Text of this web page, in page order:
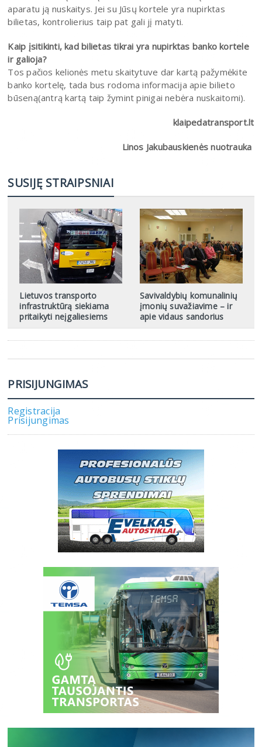
aparatu ją nuskaitys. Jei su Jūsų kortele yra nupirktas
bilietas, kontrolierius taip pat gali jį matyti.
Kaip įsitikinti, kad bilietas tikrai yra nupirktas banko kortele
ir galioja?
Tos pačios kelionės metu skaitytuve dar kartą pažymėkite
banko kortelę, tada bus rodoma informacija apie bilieto
būseną(antrą kartą taip žymint pinigai nebėra nuskaitomi).
klaipedatransport.lt
Linos Jakubauskienės nuotrauka
SUSIJĘ STRAIPSNIAI
Lietuvos transporto
infrastruktūrą siekiama
pritaikyti neįgaliesiems
Savivaldybių komunalinių
įmonių suvažiavime – ir
apie vidaus sandorius
PRISIJUNGIMAS
Registracija
Prisijungimas